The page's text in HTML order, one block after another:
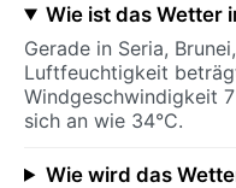
Wie ist das Wetter
Gerade in Seria,
Luftfeuchtigkeit
Windgeschwindigkeit
sich an wie 34°C.
Wie wird das